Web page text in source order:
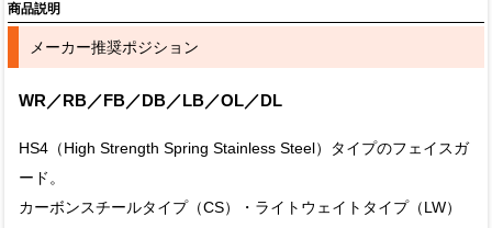
商品説明
メーカー推奨ポジション
WR／RB／FB／DB／LB／OL／DL
HS4（High Strength Spring Stainless Steel）タイプのフェイスガ
ード。
カーボンスチールタイプ（CS）・ライトウェイトタイプ（LW）